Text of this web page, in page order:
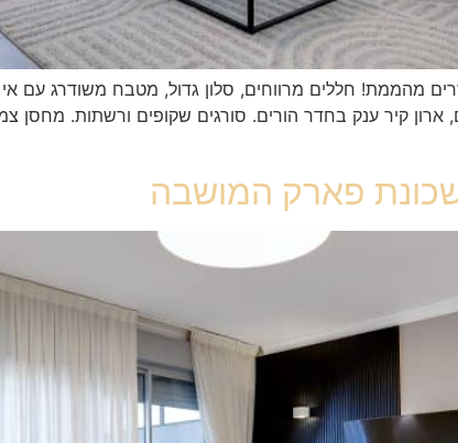
פארק המושבה באיזור החדש, דירת 4 חדרים מהממת! חללים מרווחים, סלון
ארון קיר ענק בחדר הורים. סורגים שקופים ורשתות. מחסן